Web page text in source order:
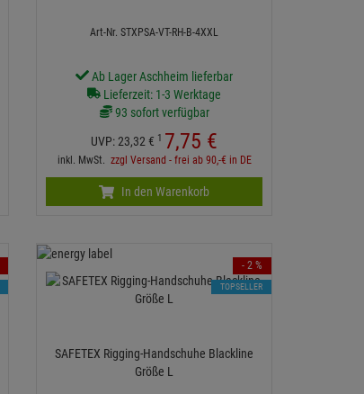
Art-Nr. STXPSA-VT-RH-B-4XXL
Ab Lager Aschheim lieferbar
Lieferzeit: 1-3 Werktage
93 sofort verfügbar
UVP:23,32 € 1 7,75 €
inkl. MwSt. zzgl Versand - frei ab 90,-€ in DE
In den Warenkorb
SAFETEX Rigging-Handschuhe Blackline
Größe L
- 2 %
TOPSELLER